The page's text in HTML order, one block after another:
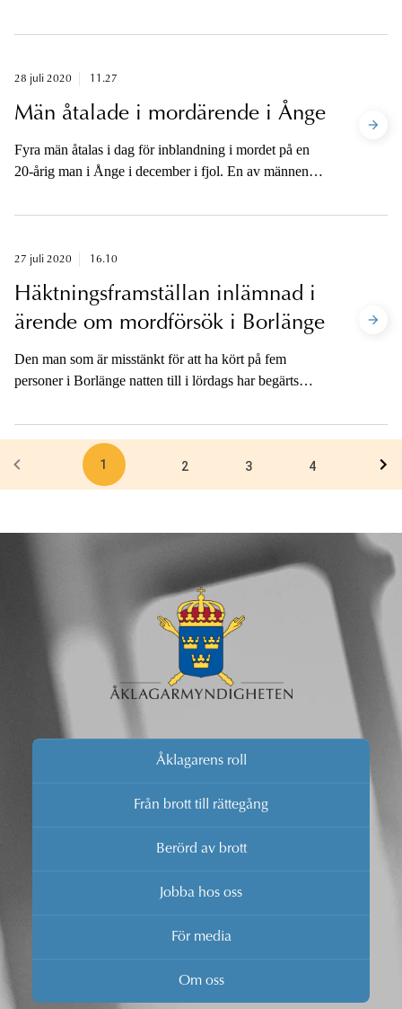
28 juli 2020 11.27
Män åtalade i mordärende i Ånge
Fyra män åtalas i dag för inblandning i mordet på en
20-årig man i Ånge i december i fjol. En av männen
personer åtalas för grovt rån och en person för
telefon.
27 juli 2020 16.10
Häktningsframställan inlämnad i
ärende om mordförsök i Borlänge
Den man som är misstänkt för att ha kört på fem
personer i Borlänge natten till i lördags har begärts
av försök till mord och fyra fall av grov misshandel.
Efter häktningsförhandlingen kommer åklagaren att
vara tillgänglig för media.
1 2 3 4
Åklagarens roll
Från brott till rättegång
Berörd av brott
Jobba hos oss
För media
Om oss